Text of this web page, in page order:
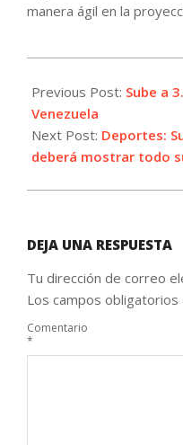
manera ágil en la
07-
08
Previous Post: Sube a
Venezuela
Next Post: Deportes:
deberá mostrar todo
DEJA UNA RESPUESTA
Tu dirección de correo
Los campos
Comentario
*